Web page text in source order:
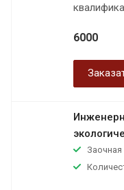
6000
Заочная